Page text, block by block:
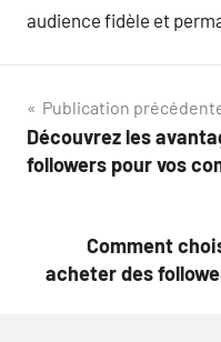
audience fidèle et
Navigation
de
Publication
Découvrez les
followers pour vos
Comment
acheter des